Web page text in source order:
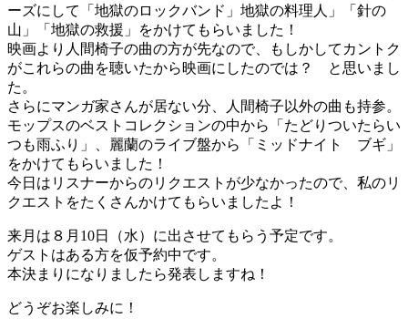
ーズにして「地獄のロックバンド」地獄の料理人」「針の
山」「地獄の救援」をかけてもらいました！
映画より人間椅子の曲の方が先なので、もしかしてカントク
がこれらの曲を聴いたから映画にしたのでは？ と思いまし
た。
さらにマンガ家さんが居ない分、人間椅子以外の曲も持参。
モップスのベストコレクションの中から「たどりついたらい
つも雨ふり」、麗蘭のライブ盤から「ミッドナイト ブギ」
をかけてもらいました！
今日はリスナーからのリクエストが少なかったので、私のリ
クエストをたくさんかけてもらいましたよ！
来月は８月10日（水）に出させてもらう予定です。
ゲストはある方を仮予約中です。
本決まりになりましたら発表しますね！
どうぞお楽しみに！